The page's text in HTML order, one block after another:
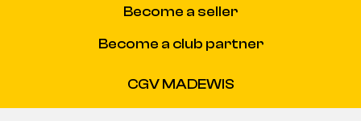
Become a seller
Become a club partner
CGV MADEWIS